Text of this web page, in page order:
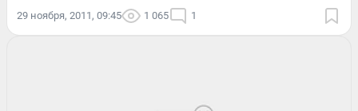
29 ноября, 2011, 09:45 1 065 1